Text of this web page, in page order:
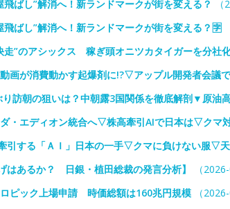
飛ばし”解消へ！新ランドマークが街を変える？
（
飛ばし”解消へ！新ランドマークが街を変える？🈑
走”のアシックス 稼ぎ頭オニツカタイガーを分社
画が消費動かす起爆剤に!?▽アップル開発者会議
訪朝の狙いは？中朝露3国関係を徹底解剖▼原油高
・エディオン統合へ▽株高牽引AIで日本は▽クマ
引する「ＡＩ」日本の一手▽クマに負けない服▽天
はあるか？ 日銀・植田総裁の発言分析】
（
ピック上場申請 時価総額は160兆円規模 （